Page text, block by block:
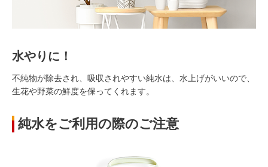
水やりに！
不純物が除去され、吸収されやすい純水は、水上げがいいので、
生花や野菜の鮮度を保ってくれます。
純水をご利用の際のご注意